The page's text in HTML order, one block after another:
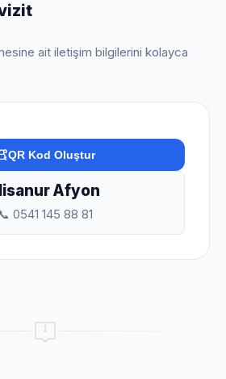
ait iletişim bilgilerini kolayca
QR Kod Oluştur
Afyon
📞 0541 145 88 81